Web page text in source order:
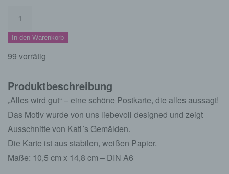
wird
gut
In den Warenkorb
99 vorrätig
Produktbeschreibung
„Alles wird gut“ – eine schöne Postkarte, die alles aussagt!
Das Motiv wurde von uns liebevoll designed und zeigt
Ausschnitte von Kati´s Gemälden.
Die Karte ist aus stabilen, weißen Papier.
Maße: 10,5 cm x 14,8 cm – DIN A6